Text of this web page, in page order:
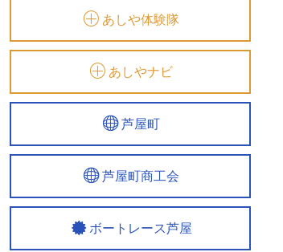
あしや体験隊
あしやナビ
芦屋町
芦屋町商工会
ボートレース芦屋